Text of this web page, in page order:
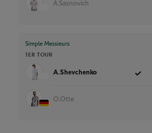
A.Sasnovich
Simple Messieurs
1ER TOUR
A.Shevchenko
O.Otte